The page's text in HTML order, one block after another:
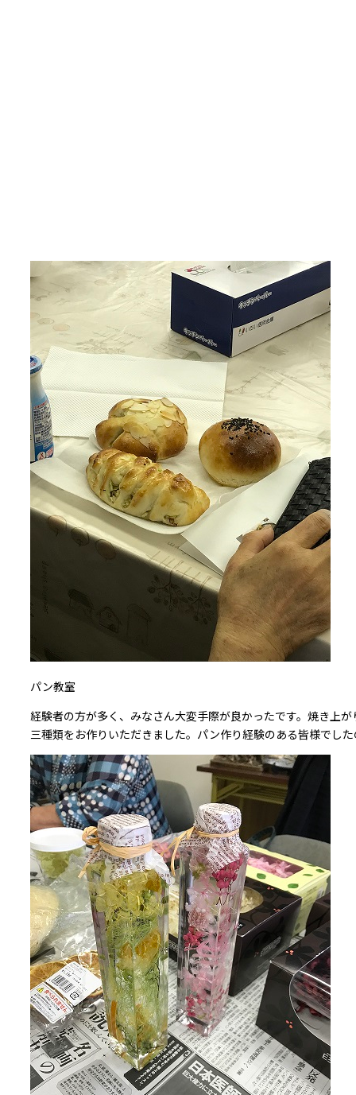
パン教室
経験者の方が多く、みなさん大変手際が良かったです。焼き上
三種類をお作りいただきました。パン作り経験のある皆様でし